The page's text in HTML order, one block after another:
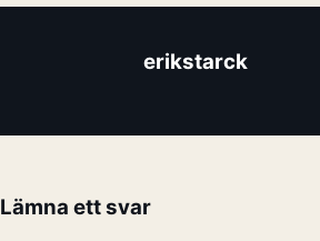
erikstarck
Lämna ett svar